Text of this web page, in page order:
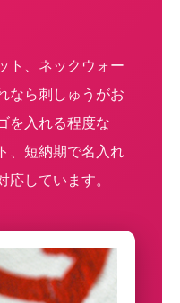
ト、ネックウォー
なら刺しゅうがお
を入れる程度な
、短納期で名入れ
応しています。